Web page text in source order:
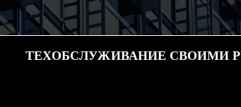
ТЕХОБСЛУЖИВАНИЕ СВОИМИ